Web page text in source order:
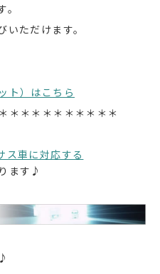
ただけます。
ト）はこちら
＊＊＊＊＊＊＊＊＊＊
ス車に対応する
ます♪